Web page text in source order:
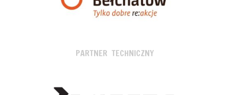
PARTNER TECHNICZNY